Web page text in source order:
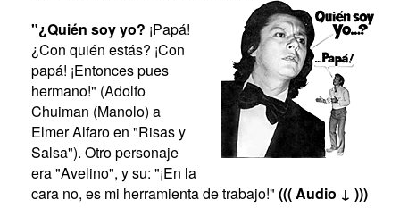
"¿Quién soy yo? ¡Papá!
¿Con quién estás? ¡Con
papá! ¡Entonces pues
hermano!" (Adolfo
Chuiman (Manolo) a
Elmer Alfaro en "Risas y
Salsa"). Otro personaje
era "Avelino", y su: "¡En la
cara no, es mi herramienta de trabajo!" ((( Audio ↓ )))